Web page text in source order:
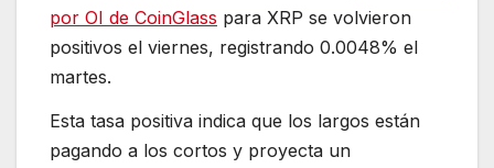
por OI de CoinGlass para XRP se volvieron
positivos el viernes, registrando 0.0048% el
martes.
Esta tasa positiva indica que los largos están
pagando a los cortos y proyecta un